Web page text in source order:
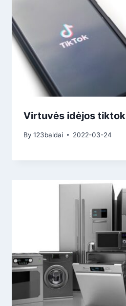
Virtuvės idėjos tiktok
By 123baldai 2022-03-24